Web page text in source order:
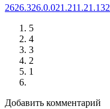
2626.326.0.021.211.21.132
5
4
3
2
1
Добавить комментарий